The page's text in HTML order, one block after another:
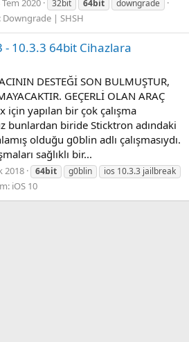
Tem 2020 32bit 64bit downgrade
Downgrade | SHSH
- 10.3.3 64bit Cihazlara
DESTEĞİ SON BULMUŞTUR,
GEÇERLİ OLAN ARAÇ
için yapılan bir çok çalışma
bunlardan biride Sticktron adındaki
olduğu g0blin adlı çalışmasıydı.
sağlıklı bir...
2018 64bit g0blin ios 10.3.3 jailbreak
iOS 10